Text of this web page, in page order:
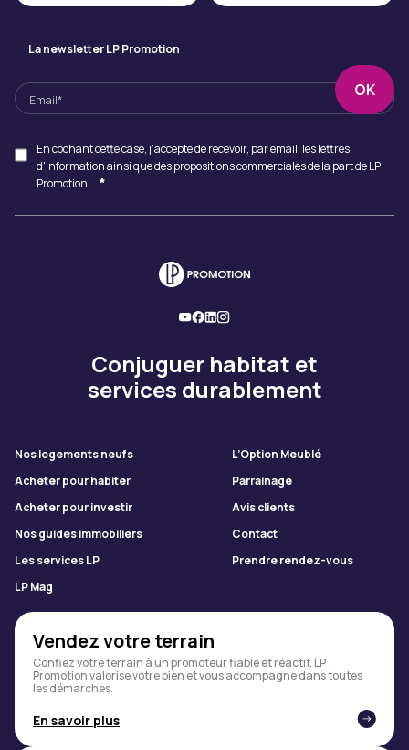
La newsletter LP Promotion
En cochant cette case, j'accepte de recevoir, par email, les lettres
d'information ainsi que des propositions commerciales de la part de LP
Promotion.
*
Conjuguer habitat et
services durablement
Nos logements neufs
L’Option Meublé
Acheter pour habiter
Parrainage
Acheter pour investir
Avis clients
Nos guides immobiliers
Contact
Les services LP
Prendre rendez-vous
LP Mag
Vendez votre terrain
Confiez votre terrain à un promoteur fiable et réactif. LP
Promotion valorise votre bien et vous accompagne dans toutes
les démarches.
En savoir plus